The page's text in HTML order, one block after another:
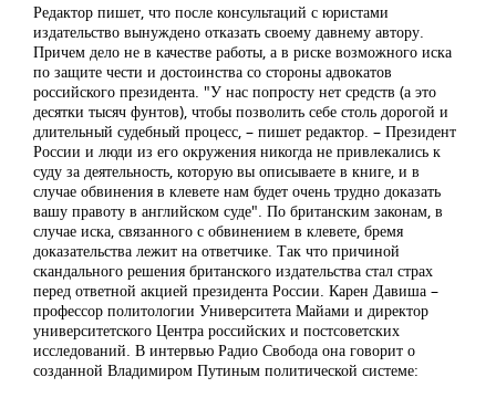
Редактор пишет, что после консультаций с юристами
издательство вынуждено отказать своему давнему автору.
Причем дело не в качестве работы, а в риске возможного иска
по защите чести и достоинства со стороны адвокатов
российского президента. "У нас попросту нет средств (а это
десятки тысяч фунтов), чтобы позволить себе столь дорогой и
длительный судебный процесс, – пишет редактор. – Президент
России и люди из его окружения никогда не привлекались к
суду за деятельность, которую вы описываете в книге, и в
случае обвинения в клевете нам будет очень трудно доказать
вашу правоту в английском суде". По британским законам, в
случае иска, связанного с обвинением в клевете, бремя
доказательства лежит на ответчике. Так что причиной
скандального решения британского издательства стал страх
перед ответной акцией президента России. Карен Давиша –
профессор политологии Университета Майами и директор
университетского Центра российских и постсоветских
исследований. В интервью Радио Свобода она говорит о
созданной Владимиром Путиным политической системе: